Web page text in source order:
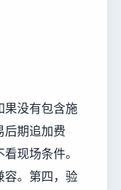
果没有包含施
后期追加费
现场条件。
容。第四，验